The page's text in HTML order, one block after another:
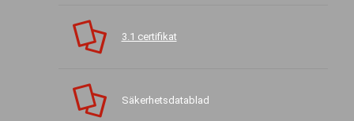
3.1 certifikat
Säkerhetsdatablad